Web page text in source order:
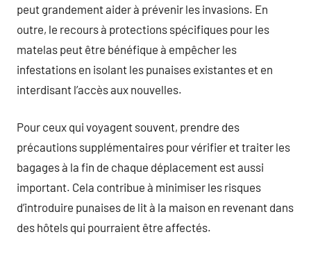
peut grandement aider à prévenir les invasions. En
outre, le recours à protections spécifiques pour les
matelas peut être bénéfique à empêcher les
infestations en isolant les punaises existantes et en
interdisant l’accès aux nouvelles.
Pour ceux qui voyagent souvent, prendre des
précautions supplémentaires pour vérifier et traiter les
bagages à la fin de chaque déplacement est aussi
important. Cela contribue à minimiser les risques
d’introduire punaises de lit à la maison en revenant dans
des hôtels qui pourraient être affectés.